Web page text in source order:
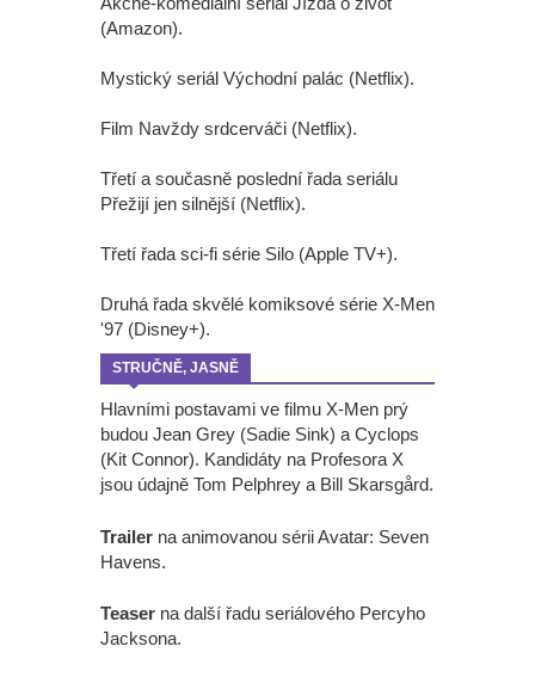
(Amazon).
Mystický seriál Východní palác (Netflix).
Film Navždy srdcerváči (Netflix).
Třetí a současně poslední řada seriálu
Přežijí jen silnější (Netflix).
Třetí řada sci-fi série Silo (Apple TV+).
Druhá řada skvělé komiksové série X-Men
'97 (Disney+).
STRUČNĚ, JASNĚ
Hlavními postavami ve filmu X-Men prý
budou Jean Grey (Sadie Sink) a Cyclops
(Kit Connor). Kandidáty na Profesora X
jsou údajně Tom Pelphrey a Bill Skarsgård.
Trailer na animovanou sérii Avatar: Seven
Havens.
Teaser na další řadu seriálového Percyho
Jacksona.